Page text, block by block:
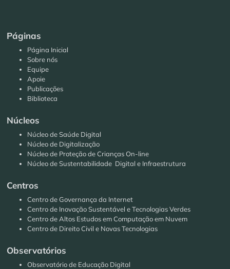
Páginas
Página Inicial
Sobre nós
Equipe
Apoie
Publicações
Biblioteca
Núcleos
Núcleo de Saúde Digital
Núcleo de Digitalização
Núcleo de Proteção de Crianças On-line
Núcleo de Sustentabilidade Digital e Infraestrutura
Centros
Centro de Governança da Internet
Centro de Inovação Sustentável e Tecnologias Verdes
Centro de Altos Estudos em Computação em Nuvem
Centro de Direito Civil e Novas Tecnologias
Observatórios
Observatório de Educação Digital